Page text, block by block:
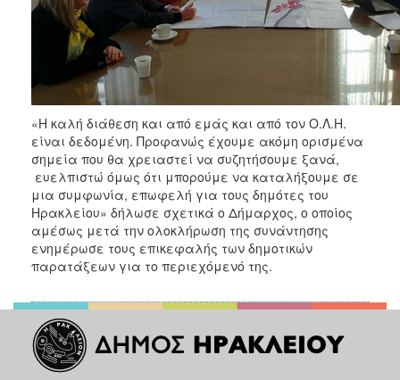
«Η καλή διάθεση και από εμάς και από τον Ο.Λ.Η.
είναι δεδομένη. Προφανώς έχουμε ακόμη ορισμένα
σημεία που θα χρειαστεί να συζητήσουμε ξανά,
ευελπιστώ όμως ότι μπορούμε να καταλήξουμε σε
μια συμφωνία, επωφελή για τους δημότες του
Ηρακλείου» δήλωσε σχετικά ο Δήμαρχος, ο οποίος
αμέσως μετά την ολοκλήρωση της συνάντησης
ενημέρωσε τους επικεφαλής των δημοτικών
παρατάξεων για το περιεχόμενό της.